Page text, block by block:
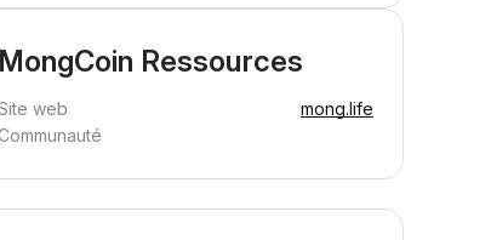
MongCoin Ressources
web
mong.life